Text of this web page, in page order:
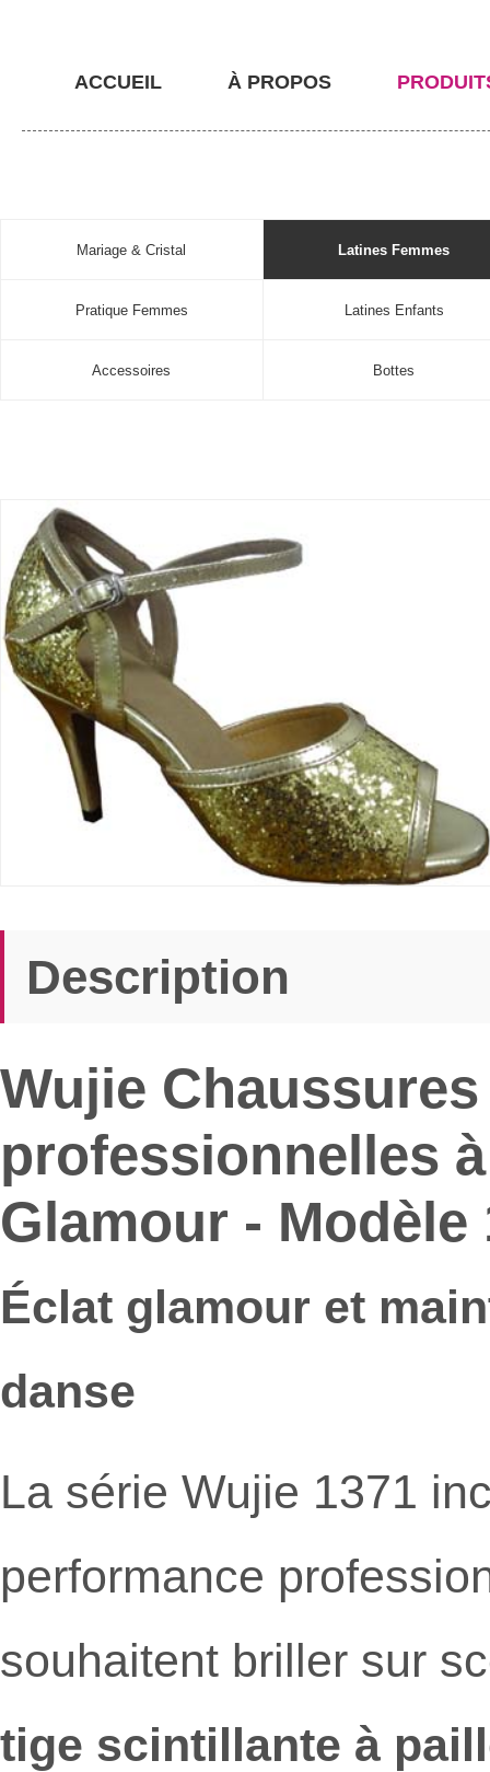
ACCUEIL À PROPOS
Mariage & Cristal Latines Femmes
Pratique Femmes Latines Enfants
Accessoires Bottes
Description
Wujie
professionnelles
Glamour - Modèle
Éclat glamour et
danse
La série Wujie 1371
performance
souhaitent briller sur
tige scintillante à